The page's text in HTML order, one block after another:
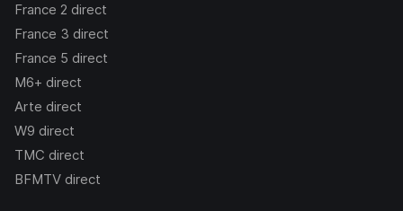
France 2 direct
France 3 direct
France 5 direct
M6+ direct
Arte direct
W9 direct
TMC direct
BFMTV direct